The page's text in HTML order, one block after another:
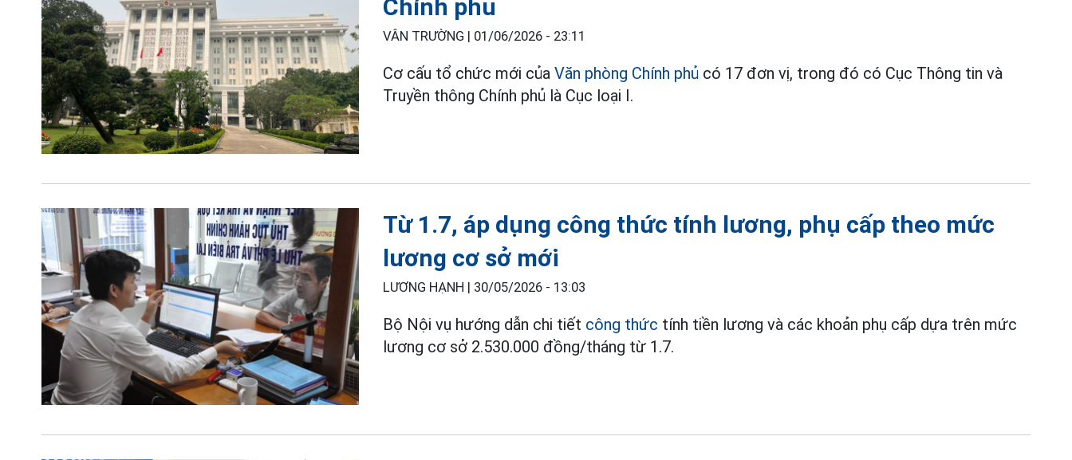
Chính phủ
VÂN TRƯỜNG | 01/06/2026 - 23:11
Cơ cấu tổ chức mới củaVăn phòng Chính phủ có 17 đơn vị, trong đó có Cục Thông tin và
Truyền thông Chính phủ là Cục loại I.
Từ 1.7, áp dụng công thức tính lương, phụ cấp theo mức
lương cơ sở mới
LƯƠNG HẠNH | 30/05/2026 - 13:03
Bộ Nội vụ hướng dẫn chi tiết công thức tính tiền lương và các khoản phụ cấp dựa trên mức
lương cơ sở 2.530.000 đồng/tháng từ 1.7.